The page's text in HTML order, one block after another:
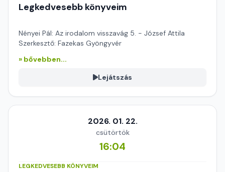
Legkedvesebb könyveim
Nényei Pál: Az irodalom visszavág 5. - József Attila
Szerkesztő: Fazekas Gyöngyvér
» bővebben...
Lejátszás
2026. 01. 22.
csütörtök
16:04
LEGKEDVESEBB KÖNYVEIM